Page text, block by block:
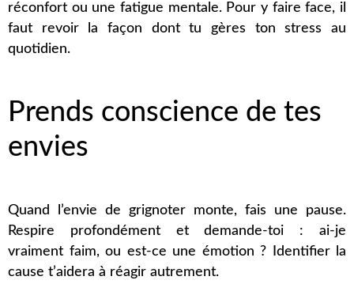
réconfort ou une fatigue mentale. Pour y faire face, il
faut revoir la façon dont tu gères ton stress au
quotidien.
Prends conscience de tes
envies
Quand l’envie de grignoter monte, fais une pause.
Respire profondément et demande-toi : ai-je
vraiment faim, ou est-ce une émotion ? Identifier la
cause t’aidera à réagir autrement.